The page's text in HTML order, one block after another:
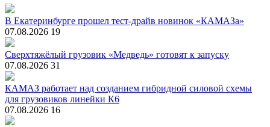
В Екатеринбурге прошел тест-драйв новинок «КАМАЗа»
07.08.2026 19
Сверхтяжёлый грузовик «Медведь» готовят к запуску
07.08.2026 31
КАМАЗ работает над созданием гибридной силовой схемы
для грузовиков линейки К6
07.08.2026 16